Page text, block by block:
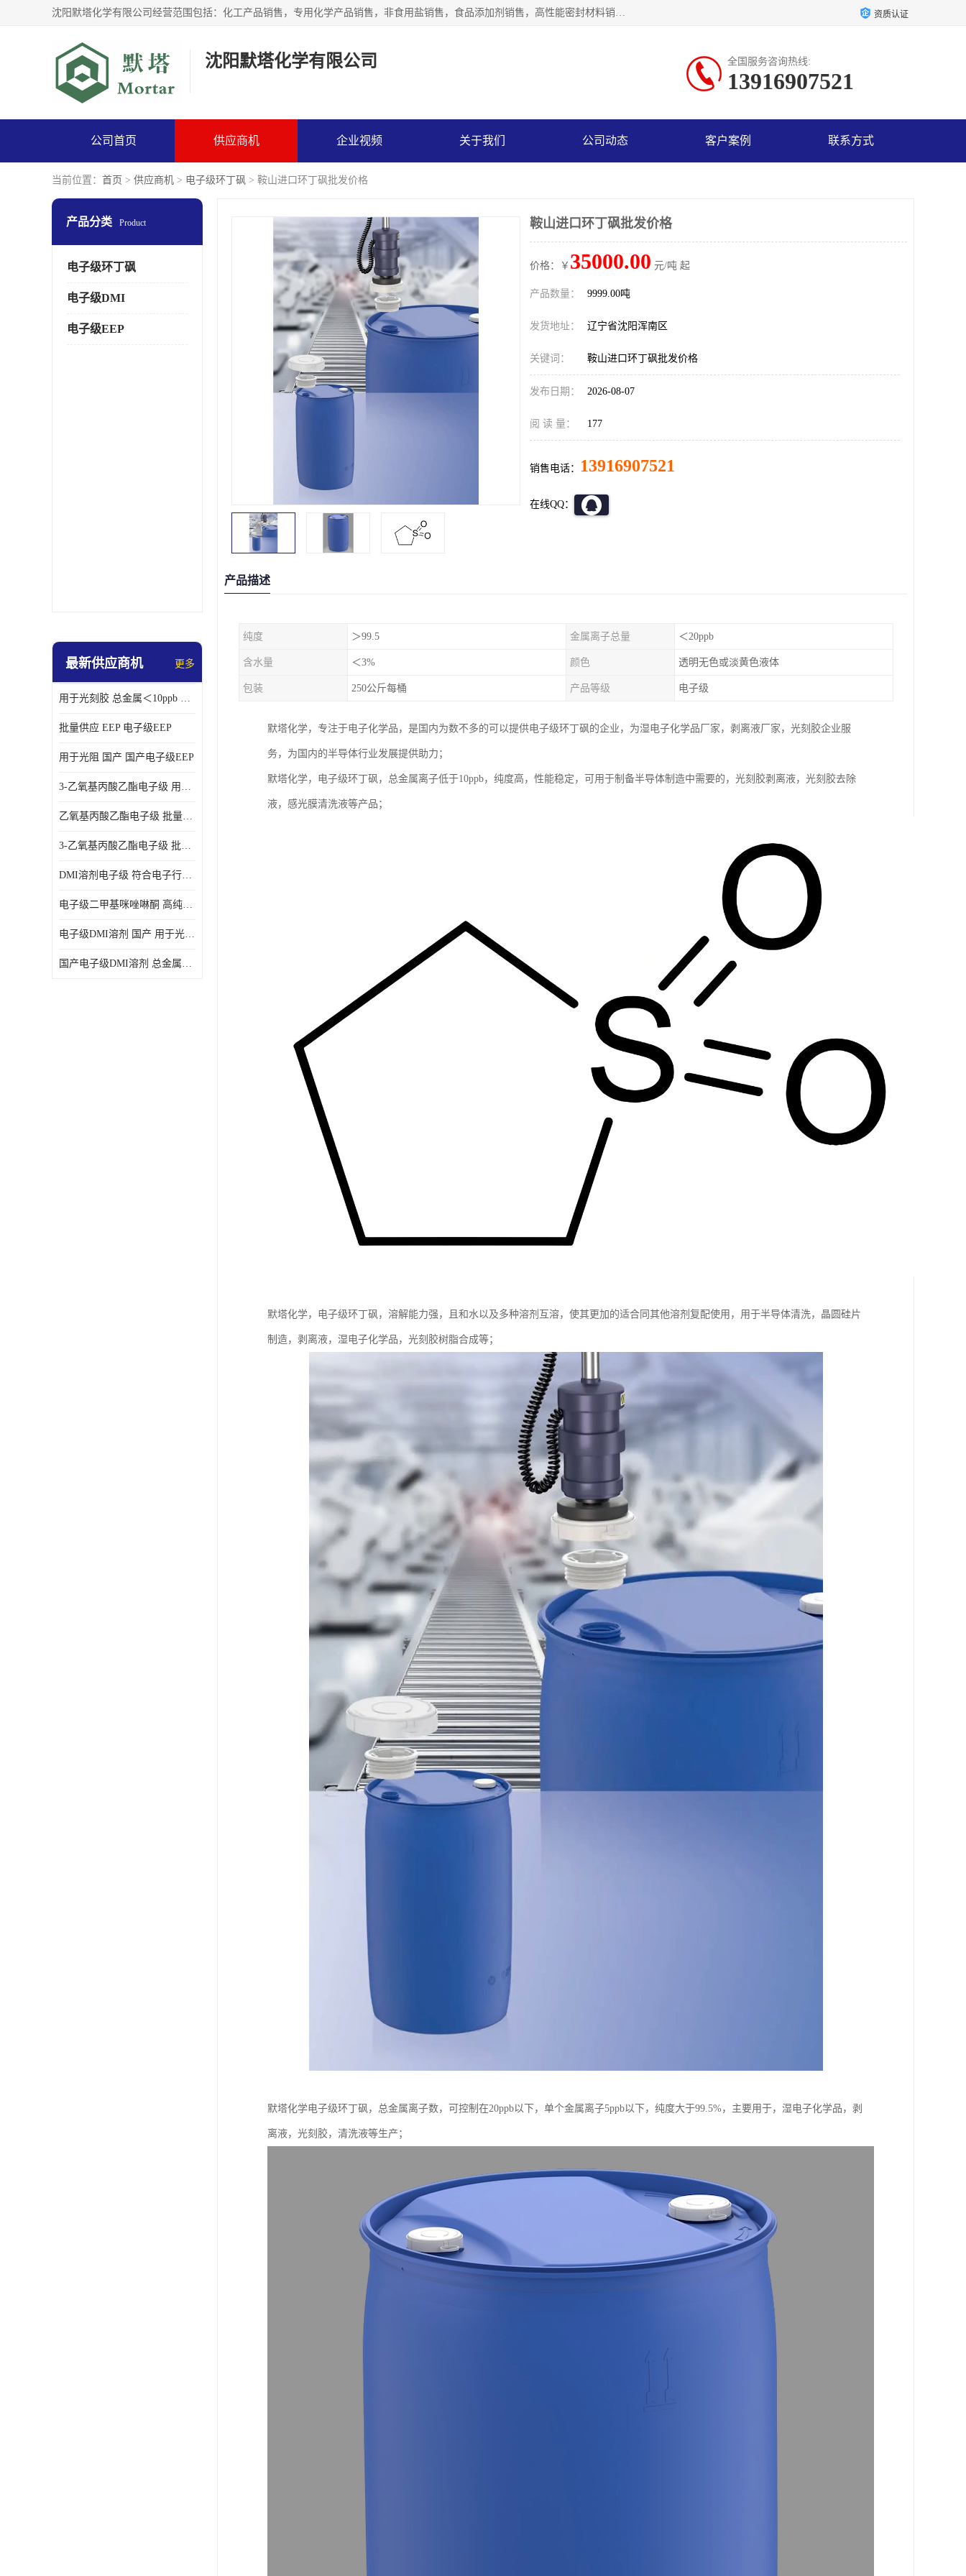
沈阳默塔化学有限公司经营范围包括：化工产品销售，专用化学产品销售，非食用盐销售，食品添加剂销售，高性能密封材料销售，涂料销售，合成材料销售，工程塑料及合成树脂销售等；主要产品有高纯电子级环丁砜，总金属离子可控制在ppb级别、纯度高、颜色浅、耐高温分解时间长，特别适合于半导体制造，硅片晶圆制造，清洗湿电子化学品，锂电池电解液，电子油墨，特种材料等高端行业；也适用于医药合成。 资质认证
沈阳默塔化学有限公司 全国服务咨询热线:
13916907521
公司首页 供应商机 企业视频 关于我们 公司动态 客户案例 联系方式
当前位置： 首页 > 供应商机 > 电子级环丁砜 > 鞍山进口环丁砜批发价格
产品分类 Product
电子级环丁砜
电子级DMI
电子级EEP
最新供应商机 更多
用于光刻胶 总金属＜10ppb 电子级EEP溶剂
批量供应 EEP 电子级EEP
用于光阻 国产 国产电子级EEP
3-乙氧基丙酸乙酯电子级 用于剥离液 国产
乙氧基丙酸乙酯电子级 批量供应 电子级
3-乙氧基丙酸乙酯电子级 批量供应
DMI溶剂电子级 符合电子行业要求
电子级二甲基咪唑啉酮 高纯度 用于光阻
电子级DMI溶剂 国产 用于光刻胶
国产电子级DMI溶剂 总金属小于20ppb 用于半导体清洗
鞍山进口环丁砜批发价格
价格：￥ 35000.00 元/吨 起
产品数量： 9999.00吨
发货地址： 辽宁省沈阳浑南区
关键词： 鞍山进口环丁砜批发价格
发布日期： 2026-08-07
阅 读 量： 177
销售电话： 13916907521
在线QQ：
产品描述
纯度 ＞99.5 金属离子总量 ＜20ppb
含水量 ＜3% 颜色 透明无色或淡黄色液体
包装 250公斤每桶 产品等级 电子级
默塔化学，专注于电子化学品，是国内为数不多的可以提供电子级环丁砜的企业，为湿电子化学品厂家，剥离液厂家，光刻胶企业服
务，为国内的半导体行业发展提供助力；
默塔化学，电子级环丁砜，总金属离子低于10ppb，纯度高，性能稳定，可用于制备半导体制造中需要的，光刻胶剥离液，光刻胶去除
液，感光膜清洗液等产品；
默塔化学，电子级环丁砜，溶解能力强，且和水以及多种溶剂互溶，使其更加的适合同其他溶剂复配使用，用于半导体清洗，晶圆硅片
制造，剥离液，湿电子化学品，光刻胶树脂合成等；
默塔化学电子级环丁砜，总金属离子数，可控制在20ppb以下，单个金属离子5ppb以下，纯度大于99.5%，主要用于，湿电子化学品，剥
离液，光刻胶，清洗液等生产；